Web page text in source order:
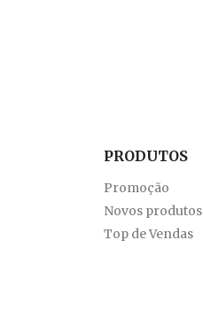
PRODUTOS
Promoção
Novos produtos
Top de Vendas